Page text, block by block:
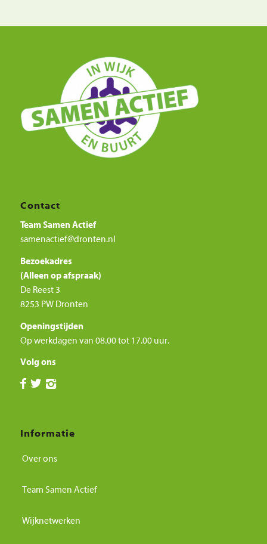
Contact
Team Samen Actief
samenactief@dronten.nl
Bezoekadres
(Alleen op afspraak)
De Reest 3
8253 PW Dronten
Openingstijden
Op werkdagen van 08.00 tot 17.00 uur.
Volg ons
Informatie
Over ons
Team Samen Actief
Wijknetwerken